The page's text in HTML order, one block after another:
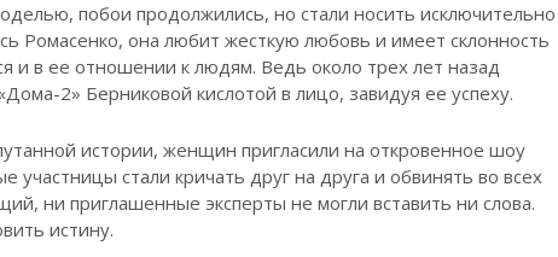
побои продолжились, но стали носить исключительно
Ромасенко, она любит жесткую любовь и имеет склонность
и в ее отношении к людям. Ведь около трех лет назад
2» Берниковой кислотой в лицо, завидуя ее успеху.
истории, женщин пригласили на откровенное шоу
стали кричать друг на друга и обвинять во всех
ни приглашенные эксперты не могли вставить ни слова.
истину.